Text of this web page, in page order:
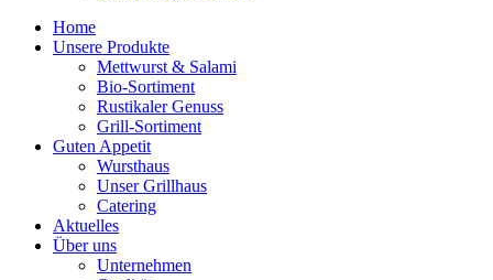
Home
Unsere Produkte
Mettwurst & Salami
Bio-Sortiment
Rustikaler Genuss
Grill-Sortiment
Guten Appetit
Wursthaus
Unser Grillhaus
Catering
Aktuelles
Über uns
Unternehmen